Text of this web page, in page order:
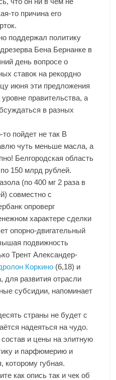
то причина его
поддержал политику
Бена Бернанке в
день вопросе о
ставок на рекордно
июня эти предложения
правительства, а
в разных
пойдет не так В
чуть меньше масла, а
Белгородская область
150 млрд рублей.
(по 400 мг 2 раза в
совместно с
опроверг
характере сделки
опорно-двигательный
подвижность
Трент Александер-
Коркино (6,18) и
развития отрасли
субсидии, напоминает
страны не будет с
надеяться на чудо.
и цены на элитную
и парфюмерию и
которому губная.
как опись так и чек об